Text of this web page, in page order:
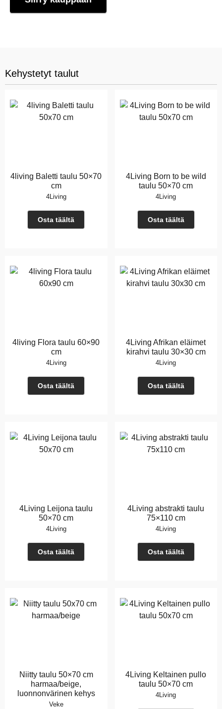
Kehystetyt taulut
4living Baletti taulu 50×70
cm
4Living
Osta täältä
4Living Born to be wild
taulu 50×70 cm
4Living
Osta täältä
4living Flora taulu 60×90
cm
4Living
Osta täältä
4Living Afrikan eläimet
kirahvi taulu 30×30 cm
4Living
Osta täältä
4Living Leijona taulu
50×70 cm
4Living
Osta täältä
4Living abstrakti taulu
75×110 cm
4Living
Osta täältä
Niitty taulu 50×70 cm
harmaa/beige,
luonnonvärinen kehys
Veke
4Living Keltainen pullo
taulu 50×70 cm
4Living